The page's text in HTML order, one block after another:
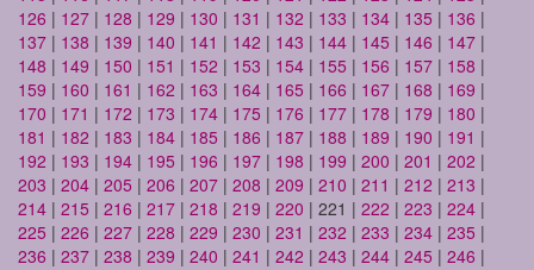
126 | 127 | 128 | 129 | 130 | 131 | 132 | 133 | 134 | 135 | 136 |
137 | 138 | 139 | 140 | 141 | 142 | 143 | 144 | 145 | 146 | 147 |
148 | 149 | 150 | 151 | 152 | 153 | 154 | 155 | 156 | 157 | 158 |
159 | 160 | 161 | 162 | 163 | 164 | 165 | 166 | 167 | 168 | 169 |
170 | 171 | 172 | 173 | 174 | 175 | 176 | 177 | 178 | 179 | 180 |
181 | 182 | 183 | 184 | 185 | 186 | 187 | 188 | 189 | 190 | 191 |
192 | 193 | 194 | 195 | 196 | 197 | 198 | 199 | 200 | 201 | 202 |
203 | 204 | 205 | 206 | 207 | 208 | 209 | 210 | 211 | 212 | 213 |
214 | 215 | 216 | 217 | 218 | 219 | 220 | 221 | 222 | 223 | 224 |
225 | 226 | 227 | 228 | 229 | 230 | 231 | 232 | 233 | 234 | 235 |
236 | 237 | 238 | 239 | 240 | 241 | 242 | 243 | 244 | 245 | 246 |